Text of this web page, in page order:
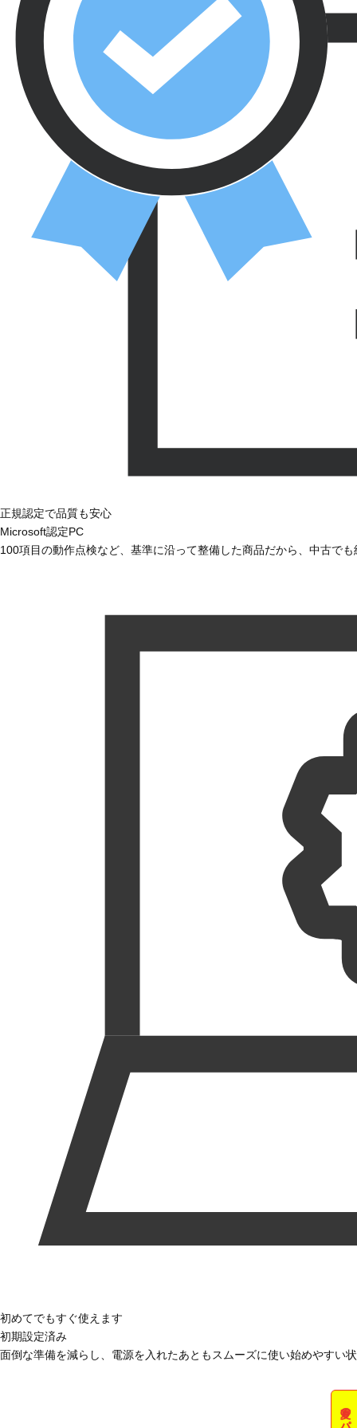
正規認定で品質も安心
Microsoft認定PC
100項目の動作点検など、基準に沿って整備した商品だから、中古で
初めてでもすぐ使えます
初期設定済み
面倒な準備を減らし、電源を入れたあともスムーズに使い始めやすい